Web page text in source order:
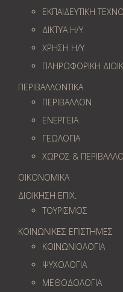
ΕΚΠΑΙΔΕΥΤΙΚΗ
ΔΙΚΤΥΑ Η/Υ
ΧΡΗΣΗ Η/Υ
ΠΛΗΡΟΦΟΡΙΚΗ
ΠΕΡΙΒΑΛΛΟΝΤΙΚΑ
ΠΕΡΙΒΑΛΛΟΝ
ΕΝΕΡΓΕΙΑ
ΓΕΩΛOΓΙΑ
ΧΩΡΟΣ &
ΟΙΚΟΝΟΜΙΚΑ
ΔΙΟΙΚΗΣΗ ΕΠΙΧ.
ΤΟΥΡΙΣΜΟΣ
ΚΟΙΝΩΝΙΚΕΣ ΕΠΙΣΤΗΜΕΣ
ΚΟΙΝΩΝΙΟΛΟΓΙΑ
ΨΥΧΟΛΟΓΙΑ
ΜΕΘΟΔΟΛΟΓΙΑ